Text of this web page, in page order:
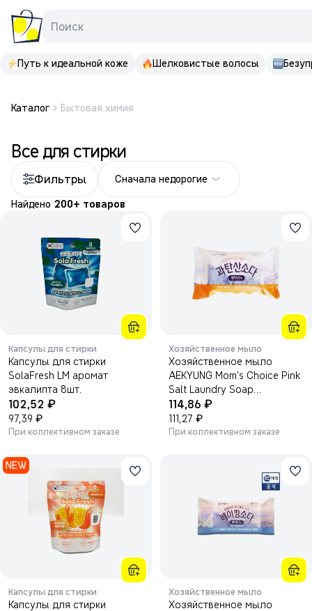
Поиск
Путь к идеальной коже Шелковистые волосы
Каталог Бытовая химия
Все для стирки
Фильтры Сначала недорогие
Найдено 200+ товаров
Капсулы для стирки
Капсулы для стирки
SolaFresh LM аромат
эвкалипта 8шт.
102,52 ₽
97,39 ₽
При коллективном заказе
Хозяйственное мыло
Хозяйственное мыло
AEKYUNG Mom's Choice Pink
Salt Laundry Soap
Percarbonate Soda, с
розовой солью 180г.
114,86 ₽
111,27 ₽
При коллективном заказе
NEW
Капсулы для стирки
Капсулы для стирки
Хозяйственное мыло
Хозяйственное мыло